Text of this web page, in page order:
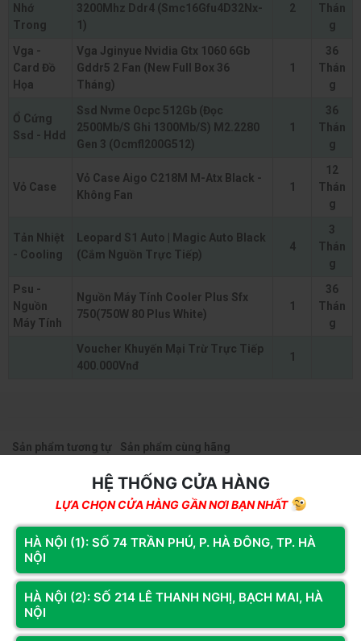
Nhớ
Trong
3200Mhz Ddr4 (Smc16Gfu4D32Nx-
1)
2
Thán
g
Vga -
Card Đồ
Họa
Vga Jginyue Nvidia Gtx 1060 6Gb
Gddr5 2 Fan (New Full Box 36
Tháng)
1
36
Thán
g
Ổ Cứng
Ssd - Hdd
Ssd Nvme Ocpc 512Gb (Đọc
2500Mb/S Ghi 1300Mb/S) M2.2280
Gen 3 (Ocmfl200G512)
1
36
Thán
g
Vỏ Case
Vỏ Case Aigo C218M M-Atx Black -
Không Fan
1
12
Thán
g
Tản Nhiệt
- Cooling
Leopard S1 Auto | Magic Auto Black
(Cắm Nguồn Trực Tiếp)
4
3
Thán
g
Psu -
Nguồn
Máy Tính
Nguồn Máy Tính Cooler Plus Sfx
750(750W 80 Plus White)
1
36
Thán
g
Voucher Khuyến Mại Trừ Trực Tiếp
400.000Vnđ
1
Sản phẩm tương tự Sản phẩm cùng hãng
HỆ THỐNG CỬA HÀNG
LỰA CHỌN CỬA HÀNG GẦN NƠI BẠN NHẤT
HÀ NỘI (1): SỐ 74 TRẦN PHÚ, P. HÀ ĐÔNG, TP. HÀ
NỘI
HÀ NỘI (2): SỐ 214 LÊ THANH NGHỊ, BẠCH MAI, HÀ
NỘI